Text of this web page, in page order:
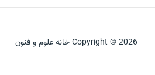
Copyright © 2026 خانه علوم و فنون